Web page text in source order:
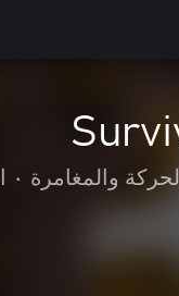
الحركة والمغامرة •